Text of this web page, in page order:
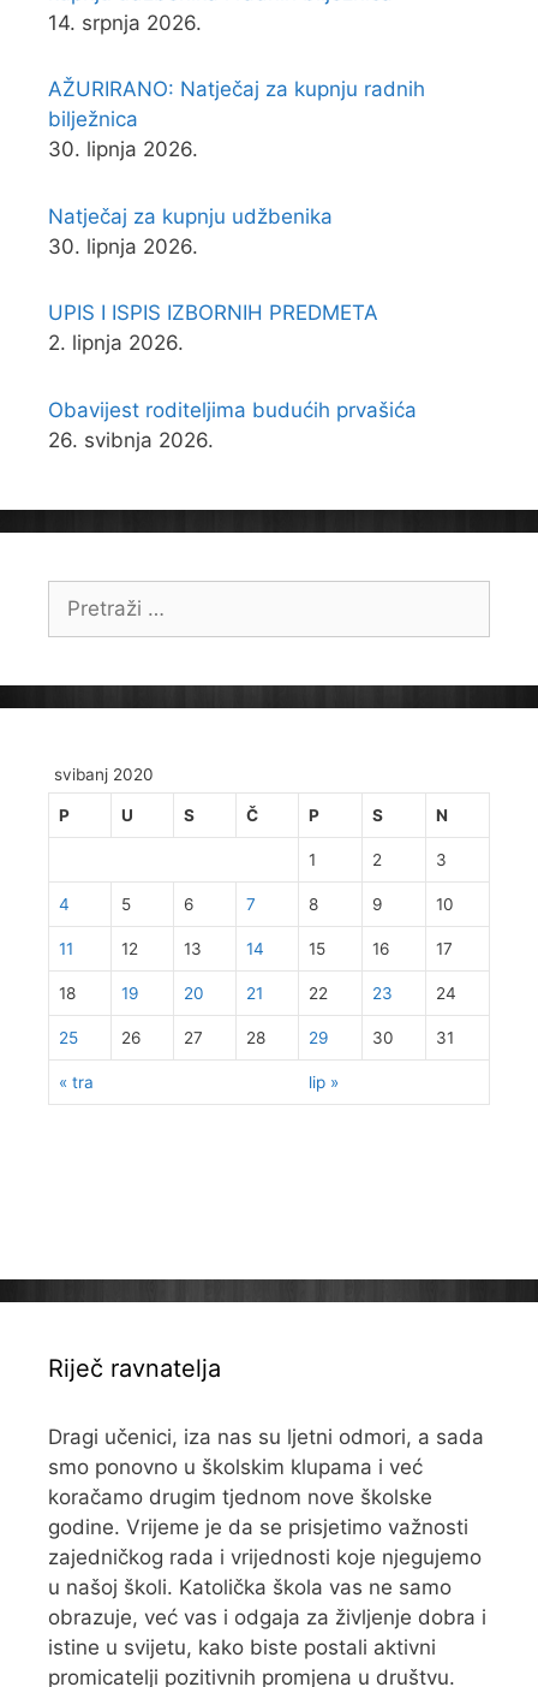
14. srpnja 2026.
AŽURIRANO: Natječaj za kupnju radnih
bilježnica
30. lipnja 2026.
Natječaj za kupnju udžbenika
30. lipnja 2026.
UPIS I ISPIS IZBORNIH PREDMETA
2. lipnja 2026.
Obavijest roditeljima budućih prvašića
26. svibnja 2026.
svibanj 2020
P U S Č P S N
« tra lip »
1 2 3
4 5 6 7 8 9 10
11 12 13 14 15 16 17
18 19 20 21 22 23 24
25 26 27 28 29 30 31
Riječ ravnatelja
Dragi učenici, iza nas su ljetni odmori, a sada
smo ponovno u školskim klupama i već
koračamo drugim tjednom nove školske
godine. Vrijeme je da se prisjetimo važnosti
zajedničkog rada i vrijednosti koje njegujemo
u našoj školi. Katolička škola vas ne samo
obrazuje, već vas i odgaja za življenje dobra i
istine u svijetu, kako biste postali aktivni
promicatelji pozitivnih promjena u društvu.